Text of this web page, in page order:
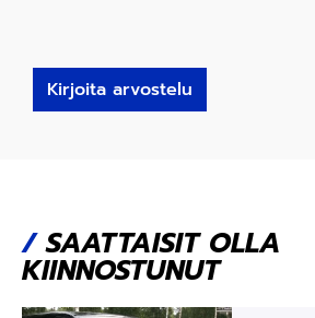
Kirjoita arvostelu
/SAATTAISIT OLLA
KIINNOSTUNUT